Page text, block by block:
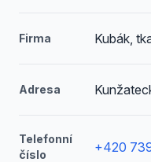
Firma Kubák,
Adresa
Telefonní
číslo
+420